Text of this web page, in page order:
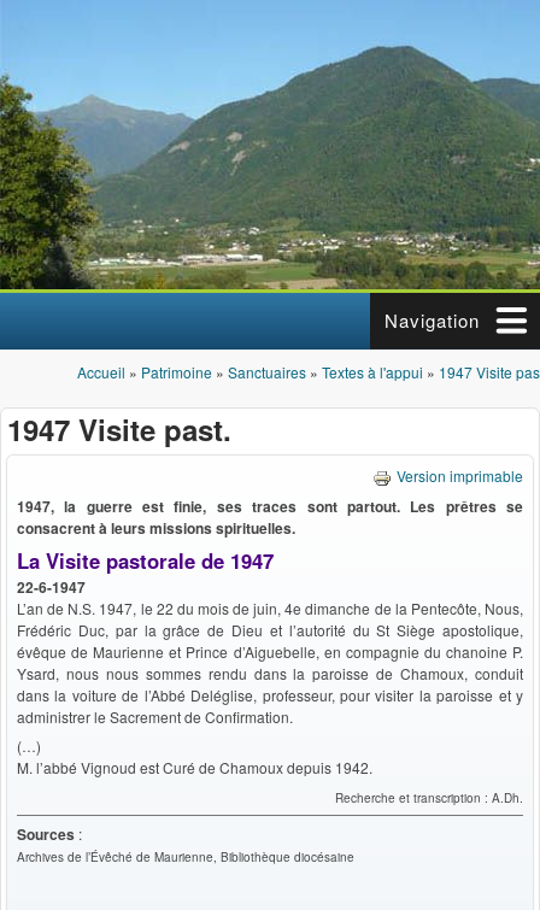
Navigation
Vous êtes ici
Accueil » Patrimoine » Sanctuaires » Textes à l'appui » 1947 Visite
1947 Visite past.
Version imprimable
1947, la guerre est finie, ses traces sont partout. Les prêtres se
consacrent à leurs missions spirituelles.
La Visite pastorale de 1947
22-6-1947
L’an de N.S. 1947, le 22 du mois de juin, 4e dimanche de la Pentecôte, Nous,
Frédéric Duc, par la grâce de Dieu et l’autorité du St Siège apostolique,
évêque de Maurienne et Prince d’Aiguebelle, en compagnie du chanoine P.
Ysard, nous nous sommes rendu dans la paroisse de Chamoux, conduit
dans la voiture de l’Abbé Deléglise, professeur, pour visiter la paroisse et y
administrer le Sacrement de Confirmation.
(…)
M. l’abbé Vignoud est Curé de Chamoux depuis 1942.
Recherche et transcription : A.Dh.
Sources :
Archives de l’Évêché de Maurienne, Bibliothèque diocésaine